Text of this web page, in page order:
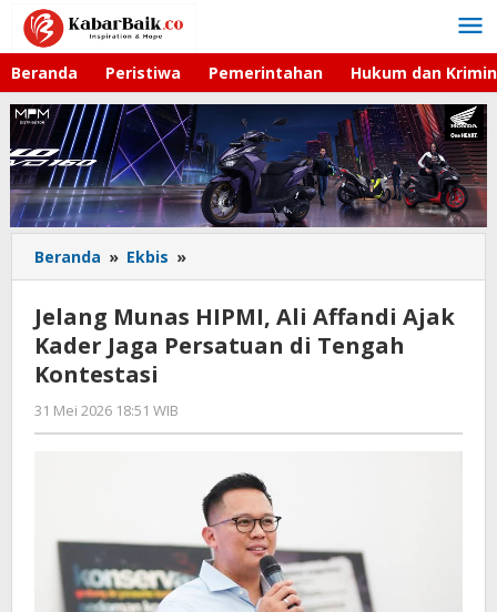
Lewati
konten
Beranda Peristiwa Pemerintahan Hukum dan
Beranda » Ekbis »
Munas
Ali
Affandi
Tengah
Kontestasi
Jelang Munas HIPMI, Ali Affandi Ajak
Kader Jaga Persatuan di Tengah
Kontestasi
31 Mei 2026 18:51 WIB
Imam